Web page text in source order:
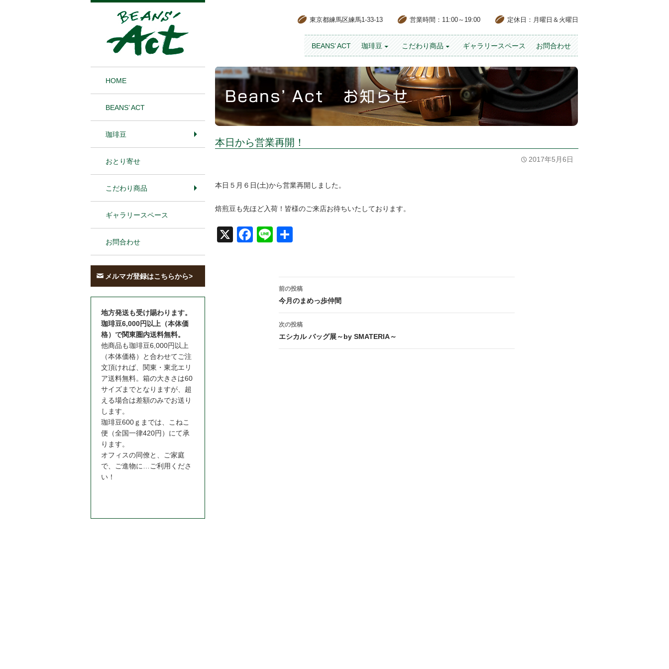
東京都練馬区練馬1-33-13 営業時間：11:00～19:00 定休日：月曜日＆火曜日
BEANS’ ACT 珈琲豆 こだわり商品 ギャラリースペース お問合わせ
本日から営業再開！
2017年5月6日
本日５月６日(土)から営業再開しました。
焙煎豆も先ほど入荷！皆様のご来店お待ちいたしております。
Face
Line
投
稿
ナ
ビ
前の投稿
今月のまめっ歩仲間
次の投稿
エシカル バッグ展～by SMATERIA～
HOME
BEANS’ ACT
珈琲豆
おとり寄せ
こだわり商品
ギャラリースペース
お問合わせ
メルマガ登録はこちらから>
地方発送も受け賜わります。
珈琲豆6,000円以上（本体価
格）で関東圏内送料無料。
他商品も珈琲豆6,000円以上
（本体価格）と合わせてご注
文頂ければ、関東・東北エリ
ア送料無料。箱の大きさは60
サイズまでとなりますが、超
える場合は差額のみでお送り
します。
珈琲豆600ｇまでは、こねこ
便（全国一律420円）にて承
ります。
オフィスの同僚と、ご家庭
で、ご進物に…ご利用くださ
い！